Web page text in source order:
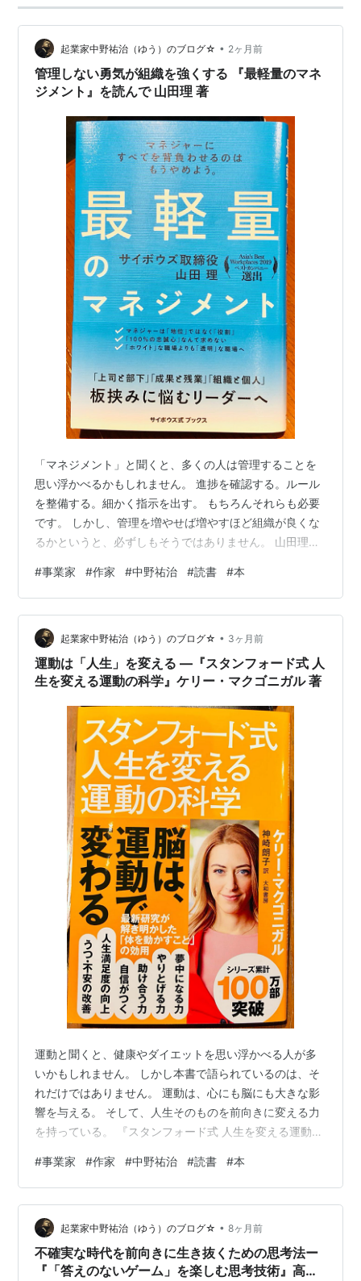
起業家中野祐治（ゆう）のブログ☆ • 2ヶ月前
管理しない勇気が組織を強くする 『最軽量のマネ
ジメント』を読んで 山田理 著
「マネジメント」と聞くと、多くの人は管理することを
思い浮かべるかもしれません。 進捗を確認する。ルール
を整備する。細かく指示を出す。 もちろんそれらも必要
です。 しかし、管理を増やせば増やすほど組織が良くな
るかというと、必ずしもそうではありません。 山田理さ
いことで組織の力を最大化する考え方を教えてくれる一
冊です。 管理を重くするのではなく、できる限り軽くす
る。 その発想は、これからの時代の組織運営に欠かせな
い視点だと感じました。 1．管理を増やすほど人は動かな
くなる 問題が起きると、多くの組織はルールを増やしま
す。 ミスが起きたら新しいルール…
#事業家 #作家 #中野祐治 #読書 #本
起業家中野祐治（ゆう）のブログ☆ • 3ヶ月前
運動は「人生」を変える ―『スタンフォード式 人
生を変える運動の科学』ケリー・マクゴニガル 著
運動と聞くと、健康やダイエットを思い浮かべる人が多
いかもしれません。 しかし本書で語られているのは、そ
れだけではありません。 運動は、心にも脳にも大きな影
響を与える。 そして、人生そのものを前向きに変える力
を持っている。 『スタンフォード式 人生を変える運動の
てくれる一冊です。 「運動＝つらいもの」というイメー
ジが、大きく変わる内容でした。 1．運動は「脳」を変え
る 本書で特に印象的だったのは、運動が脳に与える影響
です。 体を動かすことで、集中力や記憶力、発想力まで
高まる。 つまり、運動は単なる体づくりではなく、思考
力を高める行為でもあるという…
#事業家 #作家 #中野祐治 #読書 #本
起業家中野祐治（ゆう）のブログ☆ • 8ヶ月前
不確実な時代を前向きに生き抜くための思考法ー
『「答えのないゲーム」を楽しむ思考技術』高松